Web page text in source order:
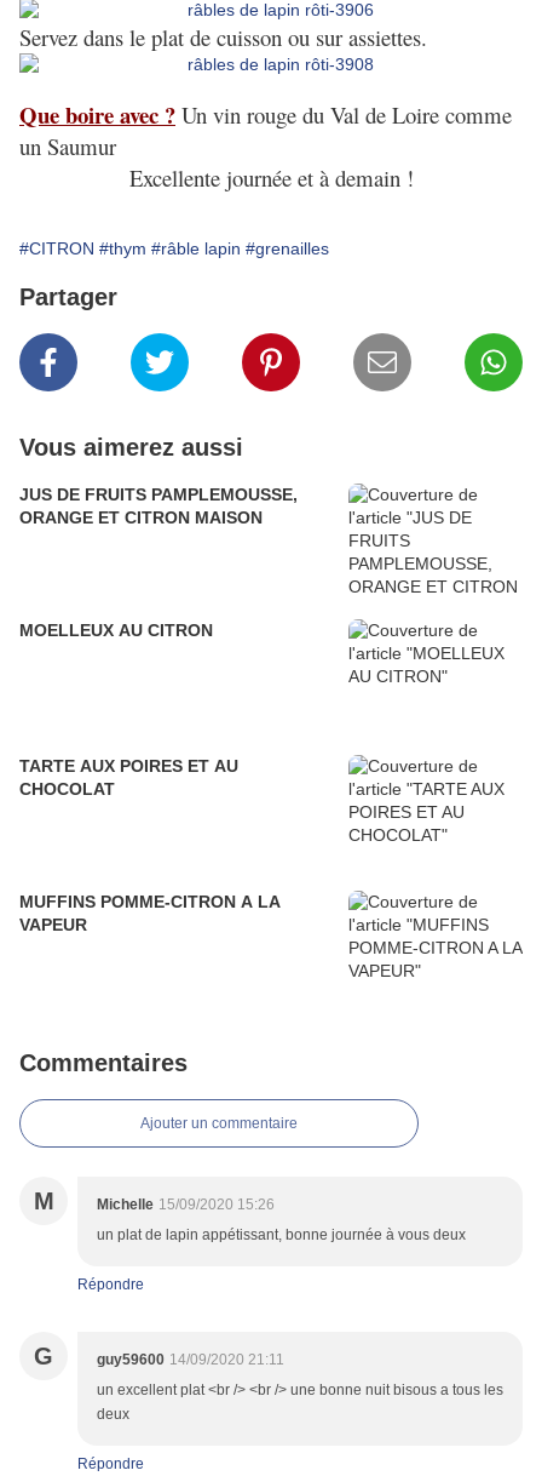
Servez dans le plat de cuisson ou sur assiettes.
Que boire avec ? Un vin rouge du Val de Loire comme
un Saumur
Excellente journée et à demain !
#CITRON #thym #râble lapin #grenailles
Partager
Vous aimerez aussi
JUS DE FRUITS PAMPLEMOUSSE,
ORANGE ET CITRON MAISON
MOELLEUX AU CITRON
TARTE AUX POIRES ET AU
CHOCOLAT
MUFFINS POMME-CITRON A LA
VAPEUR
Commentaires
Ajouter un commentaire
M Michelle 15/09/2020 15:26
un plat de lapin appétissant, bonne journée à vous deux
Répondre
G guy59600 14/09/2020 21:11
un excellent plat <br /> <br /> une bonne nuit bisous a tous les
deux
Répondre